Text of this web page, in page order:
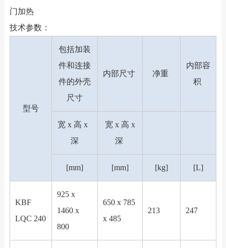
门加热
技术参数：
型号
包括加装
件和连接
件的外壳
尺寸
内部尺寸 净重
内部容
积
宽 x 高 x
深
宽 x 高 x
深
[mm] [mm] [kg] [L]
KBF
LQC 240
925 x
1460 x
800
650 x 785
x 485
213 247